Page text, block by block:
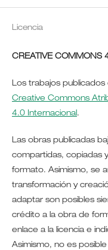
Licencia
CREATIVE COMMONS
Los trabajos
Creative Commons
4.0 Internacional.
Las obras publicadas
compartidas, copiadas
formato. Asimismo, se
transformación y
adaptar son posibles
crédito a la obra de
enlace a la licencia e
Asimismo, no es